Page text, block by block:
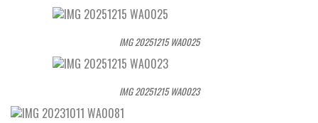
IMG 20251215 WA0025
IMG 20251215 WA0023